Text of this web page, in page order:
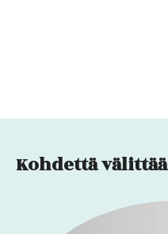
Kohdettä välittää